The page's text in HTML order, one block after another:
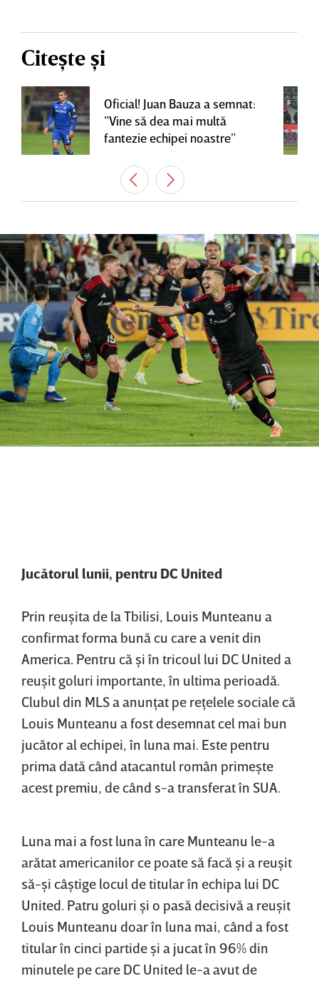
Citește și
Oficial! Juan Bauza a semnat:
”Vine să dea mai multă
fantezie echipei noastre”
Jucătorul lunii, pentru DC United
Prin reuşita de la Tbilisi, Louis Munteanu a
confirmat forma bună cu care a venit din
America. Pentru că şi în tricoul lui DC United a
reuşit goluri importante, în ultima perioadă.
Clubul din MLS a anunţat pe reţelele sociale că
Louis Munteanu a fost desemnat cel mai bun
jucător al echipei, în luna mai. Este pentru
prima dată când atacantul român primeşte
acest premiu, de când s-a transferat în SUA.
Luna mai a fost luna în care Munteanu le-a
arătat americanilor ce poate să facă şi a reuşit
să-şi câştige locul de titular în echipa lui DC
United. Patru goluri şi o pasă decisivă a reuşit
Louis Munteanu doar în luna mai, când a fost
titular în cinci partide şi a jucat în 96% din
minutele pe care DC United le-a avut de